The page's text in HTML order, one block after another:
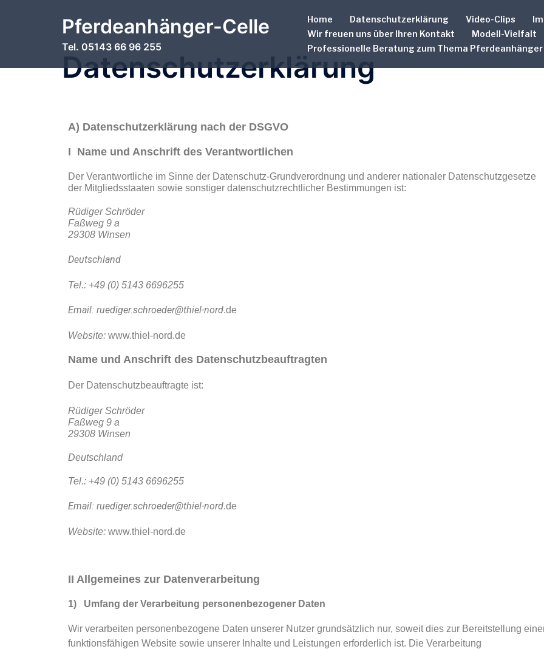
Pferdeanhänger-Celle
Tel. 05143 66 96 255
Home Datenschutzerklärung Video-Clips
Wir freuen uns über Ihren Kontakt
Modell-Vielfalt
Professionelle Beratung zum Thema Pferdeanhänger
Datenschutzerklärung
A) Datenschutzerklärung nach der DSGVO
I Name und Anschrift des Verantwortlichen
Der Verantwortliche im Sinne der Datenschutz-Grundverordnung und anderer nationaler Datenschutzgesetze
der Mitgliedsstaaten sowie sonstiger datenschutzrechtlicher Bestimmungen ist:
Rüdiger Schröder
Faßweg 9 a
29308 Winsen
Deutschland
Tel.: +49 (0) 5143 6696255
Email: ruediger.schroeder@thiel-nord.de
Website: www.thiel-nord.de
Name und Anschrift des Datenschutzbeauftragten
Der Datenschutzbeauftragte ist:
Rüdiger Schröder
Faßweg 9 a
29308 Winsen
Deutschland
Tel.: +49 (0) 5143 6696255
Email: ruediger.schroeder@thiel-nord.de
Website: www.thiel-nord.de
II Allgemeines zur Datenverarbeitung
1) Umfang der Verarbeitung personenbezogener Daten
Wir verarbeiten personenbezogene Daten unserer Nutzer grundsätzlich nur, soweit dies zur Bereitstellung
funktionsfähigen Website sowie unserer Inhalte und Leistungen erforderlich ist. Die Verarbeitung